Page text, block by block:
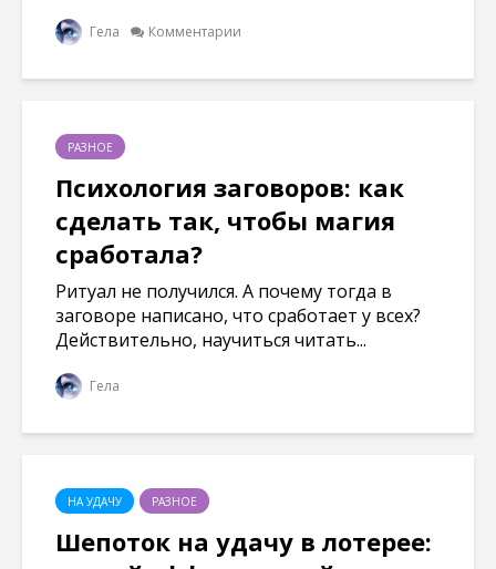
Гела Комментарии
РАЗНОЕ
Психология заговоров: как
сделать так, чтобы магия
сработала?
Ритуал не получился. А почему тогда в
заговоре написано, что сработает у всех?
Действительно, научиться читать...
Гела
НА УДАЧУ РАЗНОЕ
Шепоток на удачу в лотерее: